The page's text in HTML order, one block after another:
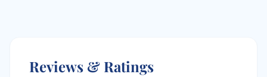
Reviews & Ratings